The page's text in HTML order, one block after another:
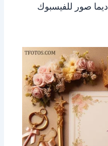
صور للفيسبوك